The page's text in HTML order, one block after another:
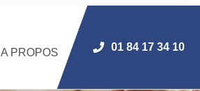
A PROPOS 01 84 17 34 10